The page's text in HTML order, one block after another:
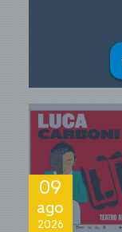
09
ago
2026